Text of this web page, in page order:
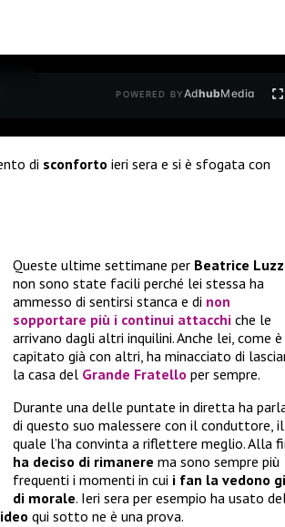
POWERED BYAdhubMedia
di sconforto ieri sera e si è sfogata con
Queste ultime settimane per Beatrice
non sono state facili perché lei stessa ha
ammesso di sentirsi stanca e di non
sopportare più i continui attacchi che le
arrivano dagli altri inquilini. Anche lei, come è
capitato già con altri, ha minacciato di
la casa del Grande Fratello per sempre.
Durante una delle puntate in diretta ha
di questo suo malessere con il conduttore, il
quale l’ha convinta a riflettere meglio. Alla
ha deciso di rimanere ma sono sempre più
frequenti i momenti in cui i fan la vedono
di morale. Ieri sera per esempio ha usato
qui sotto ne è una prova.